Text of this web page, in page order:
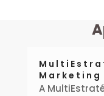
Marketing
A